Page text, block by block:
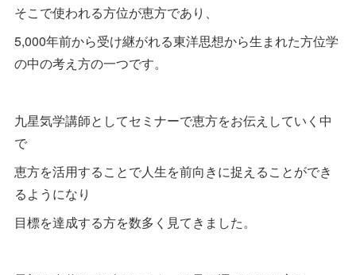
そこで使われる方位が恵方であり、
5,000年前から受け継がれる東洋思想から生まれた方位学
の中の考え方の一つです。
九星気学講師としてセミナーで恵方をお伝えしていく中
で
恵方を活用することで人生を前向きに捉えることができ
るようになり
目標を達成する方を数多く見てきました。